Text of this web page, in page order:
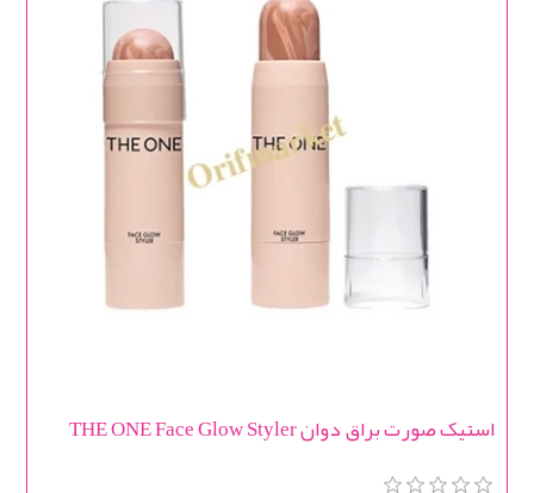
استیک صورت براق دوان THE ONE Face Glow Styler